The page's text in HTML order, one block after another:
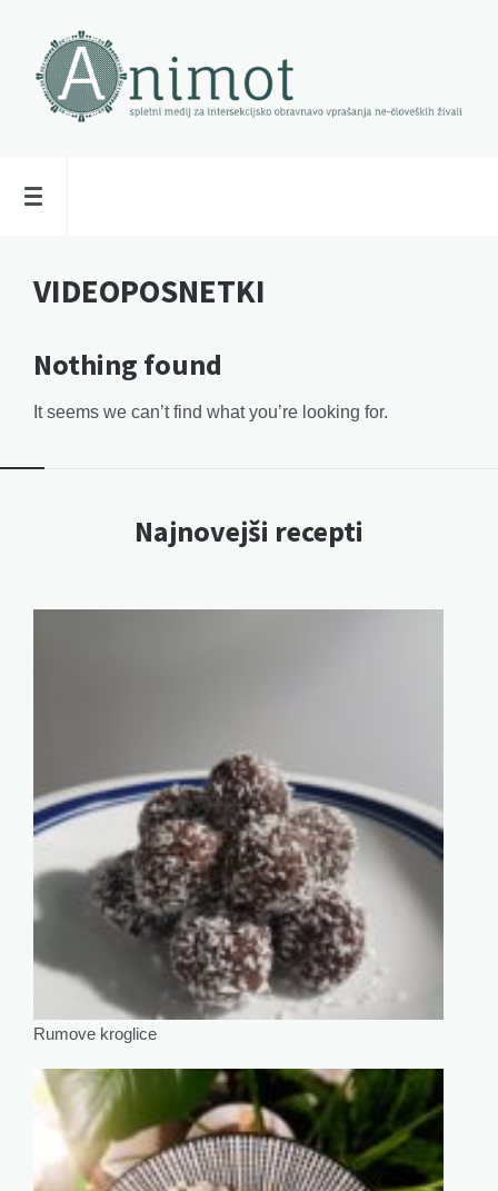
VIDEOPOSNETKI
Nothing found
It seems we can’t find what you’re looking for.
Najnovejši recepti
Rumove kroglice